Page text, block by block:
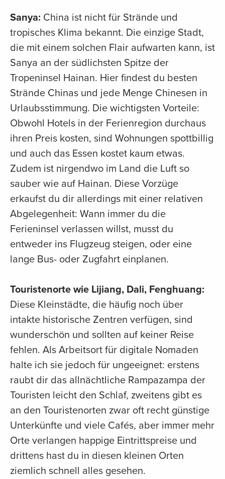
Sanya: China ist nicht für Strände und
tropisches Klima bekannt. Die einzige Stadt,
die mit einem solchen Flair aufwarten kann, ist
Sanya an der südlichsten Spitze der
Tropeninsel Hainan. Hier findest du besten
Strände Chinas und jede Menge Chinesen in
Urlaubsstimmung. Die wichtigsten Vorteile:
Obwohl Hotels in der Ferienregion durchaus
ihren Preis kosten, sind Wohnungen spottbillig
und auch das Essen kostet kaum etwas.
Zudem ist nirgendwo im Land die Luft so
sauber wie auf Hainan. Diese Vorzüge
erkaufst du dir allerdings mit einer relativen
Abgelegenheit: Wann immer du die
Ferieninsel verlassen willst, musst du
entweder ins Flugzeug steigen, oder eine
lange Bus- oder Zugfahrt einplanen.
Touristenorte wie Lijiang, Dali, Fenghuang:
Diese Kleinstädte, die häufig noch über
intakte historische Zentren verfügen, sind
wunderschön und sollten auf keiner Reise
fehlen. Als Arbeitsort für digitale Nomaden
halte ich sie jedoch für ungeeignet: erstens
raubt dir das allnächtliche Rampazampa der
Touristen leicht den Schlaf, zweitens gibt es
an den Touristenorten zwar oft recht günstige
Unterkünfte und viele Cafés, aber immer mehr
Orte verlangen happige Eintrittspreise und
drittens hast du in diesen kleinen Orten
ziemlich schnell alles gesehen.